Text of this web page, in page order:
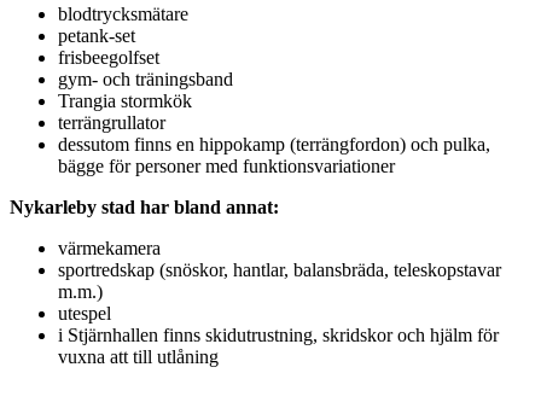
blodtrycksmätare
petank-set
frisbeegolfset
gym- och träningsband
Trangia stormkök
terrängrullator
dessutom finns en hippokamp (terrängfordon) och pulka,
bägge för personer med funktionsvariationer
Nykarleby stad har bland annat:
värmekamera
sportredskap (snöskor, hantlar, balansbräda, teleskopstavar
m.m.)
utespel
i Stjärnhallen finns skidutrustning, skridskor och hjälm för
vuxna att till utlåning